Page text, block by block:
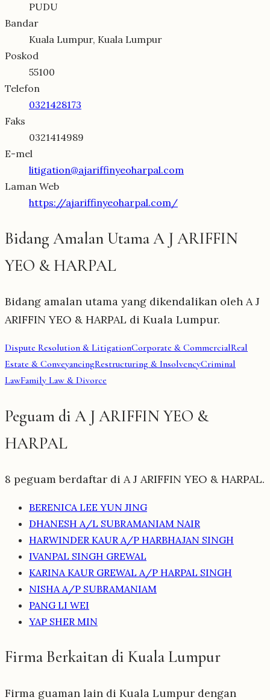
PUDU
Bandar
Kuala Lumpur, Kuala Lumpur
Poskod
55100
Telefon
0321428173
Faks
0321414989
E-mel
litigation@ajariffinyeoharpal.com
Laman Web
https://ajariffinyeoharpal.com/
Bidang Amalan Utama A J ARIFFIN
YEO & HARPAL
Bidang amalan utama yang dikendalikan oleh A J
ARIFFIN YEO & HARPAL di Kuala Lumpur.
Dispute Resolution & LitigationCorporate & CommercialReal
Estate & ConveyancingRestructuring & InsolvencyCriminal
LawFamily Law & Divorce
Peguam di A J ARIFFIN YEO &
HARPAL
8 peguam berdaftar di A J ARIFFIN YEO & HARPAL.
BERENICA LEE YUN JING
DHANESH A/L SUBRAMANIAM NAIR
HARWINDER KAUR A/P HARBHAJAN SINGH
IVANPAL SINGH GREWAL
KARINA KAUR GREWAL A/P HARPAL SINGH
NISHA A/P SUBRAMANIAM
PANG LI WEI
YAP SHER MIN
Firma Berkaitan di Kuala Lumpur
Firma guaman lain di Kuala Lumpur dengan